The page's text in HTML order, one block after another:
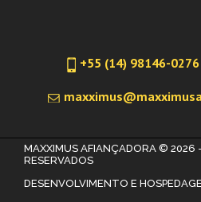
+55 (14) 98146-
MAXXIMUS AFIANÇADORA © 2026
RESERVADOS
DESENVOLVIMENTO E